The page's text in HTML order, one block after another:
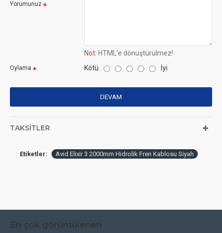
Yorumunuz
Not: HTML'e dönüştürülmez!
Oylama Kötü İyi
DEVAM
TAKSITLER
Etiketler: Avid Elixir 3 2000mm Hidrolik Fren Kablosu Siyah
En çok görüntülenen